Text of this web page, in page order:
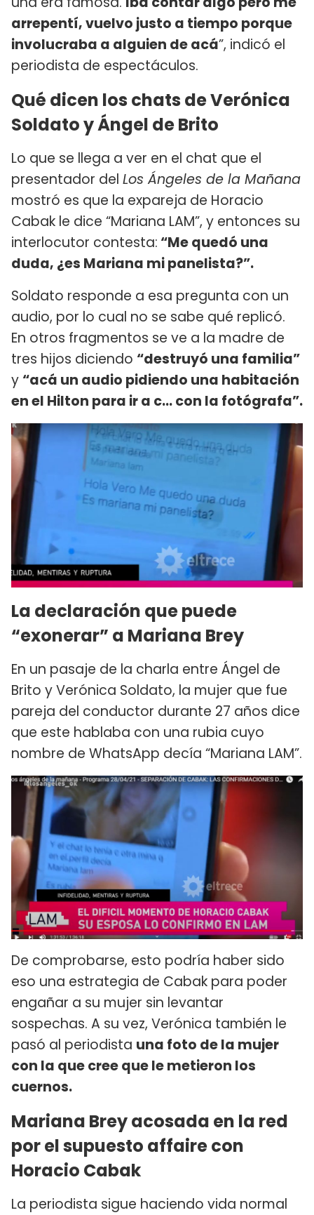
arrepentí, vuelvo justo a tiempo porque
involucraba a alguien de acá”, indicó el
periodista de espectáculos.
Qué dicen los chats de Verónica
Soldato y Ángel de Brito
Lo que se llega a ver en el chat que el
presentador del Los Ángeles de la Mañana
mostró es que la expareja de Horacio
Cabak le dice “Mariana LAM”, y entonces su
interlocutor contesta: “Me quedó una
duda, ¿es Mariana mi panelista?”.
Soldato responde a esa pregunta con un
audio, por lo cual no se sabe qué replicó.
En otros fragmentos se ve a la madre de
tres hijos diciendo “destruyó una familia”
y “acá un audio pidiendo una habitación
en el Hilton para ir a c... con la fotógrafa”.
La declaración que puede
“exonerar” a Mariana Brey
En un pasaje de la charla entre Ángel de
Brito y Verónica Soldato, la mujer que fue
pareja del conductor durante 27 años dice
que este hablaba con una rubia cuyo
nombre de WhatsApp decía “Mariana LAM”.
De comprobarse, esto podría haber sido
eso una estrategia de Cabak para poder
engañar a su mujer sin levantar
sospechas. A su vez, Verónica también le
pasó al periodista una foto de la mujer
con la que cree que le metieron los
cuernos.
Mariana Brey acosada en la red
por el supuesto affaire con
Horacio Cabak
La periodista sigue haciendo vida normal